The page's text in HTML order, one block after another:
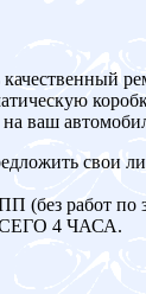
на ваш
свои
(без работ по
4 ЧАСА.